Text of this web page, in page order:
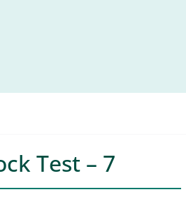
Test – 7